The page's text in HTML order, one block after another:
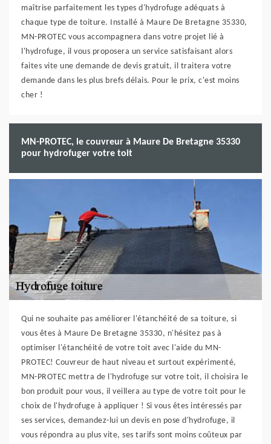
maîtrise parfaitement les types d'hydrofuge adéquats à
chaque type de toiture. Installé à Maure De Bretagne 35330,
MN-PROTEC vous accompagnera dans votre projet lié à
l'hydrofuge, il vous proposera un service satisfaisant alors
faites vite une demande de devis gratuit, il traitera votre
demande dans les plus brefs délais. Pour le prix, c'est moins
cher !
MN-PROTEC, le couvreur à Maure De Bretagne 35330
pour hydrofuger votre toit
Qui ne souhaite pas améliorer l'étanchéité de sa toiture, si
vous êtes à Maure De Bretagne 35330, n'hésitez pas à
optimiser l'étanchéité de votre toit avec l'aide du MN-
PROTEC! Couvreur de haut niveau et surtout expérimenté,
MN-PROTEC mettra de l'hydrofuge sur votre toit, il choisira le
bon produit pour vous, il veillera au type de votre toit pour le
choix de l'hydrofuge à appliquer ! Si vous êtes intéressés par
ses services, demandez-lui un devis en pose d'hydrofuge, il
vous répondra au plus vite, ses tarifs sont moins coûteux par